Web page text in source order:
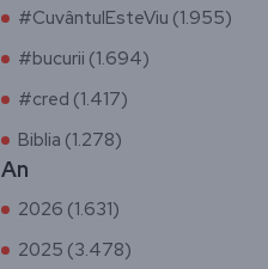
#CuvântulEsteViu (1.955)
#bucurii (1.694)
#cred (1.417)
Biblia (1.278)
An
2026 (1.631)
2025 (3.478)